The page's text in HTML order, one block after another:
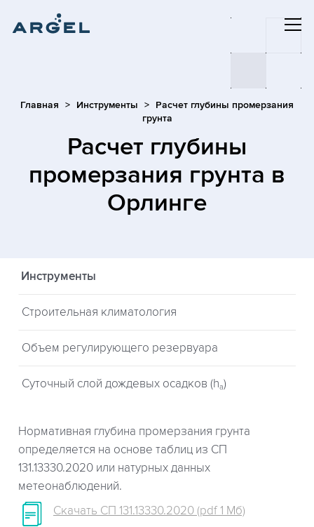
Главная Инструменты
Расчет глубины промерзания
грунта
Расчет глубины
промерзания грунта в
Орлинге
Инструменты
Строительная климатология
Объем регулирующего резервуара
Суточный слой дождевых осадков (ha)
Нормативная глубина промерзания грунта
определяется на основе таблиц из СП
131.13330.2020 или натурных данных
метеонаблюдений.
Скачать СП 131.13330.2020 (pdf 1 Мб)